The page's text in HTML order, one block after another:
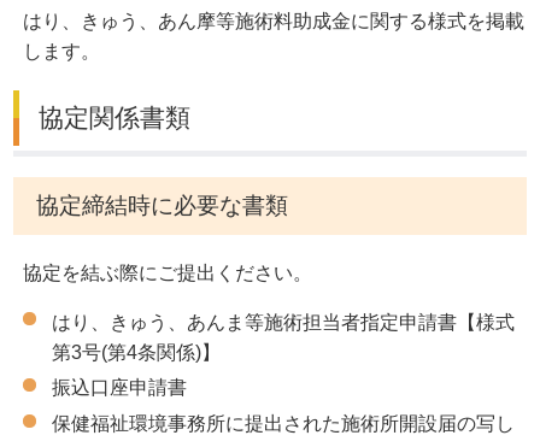
はり、きゅう、あん摩等施術料助成金に関する様式を掲載
します。
協定関係書類
協定締結時に必要な書類
協定を結ぶ際にご提出ください。
はり、きゅう、あんま等施術担当者指定申請書【様式
第3号(第4条関係)】
振込口座申請書
保健福祉環境事務所に提出された施術所開設届の写し